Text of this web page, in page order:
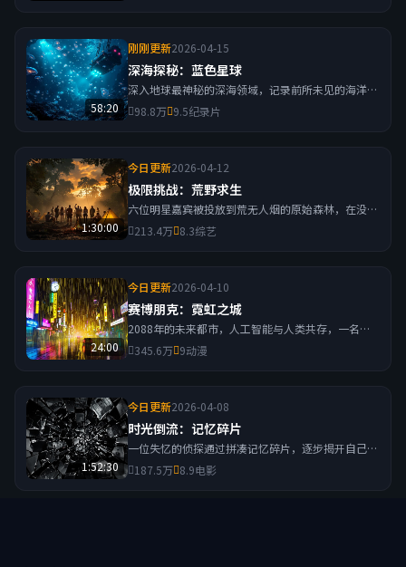
58:20
刚刚更新2026-04-15
深海探秘：蓝色星球
深入地球最神秘的深海领域，记录前所未见的海洋生
物与壮观的海底景观，揭示海洋生态的奥秘。
98.8万 9.5纪录片
1:30:00
今日更新2026-04-12
极限挑战：荒野求生
六位明星嘉宾被投放到荒无人烟的原始森林，在没有
现代工具的情况下生存七天，挑战人类极限。
213.4万 8.3综艺
24:00
今日更新2026-04-10
赛博朋克：霓虹之城
2088年的未来都市，人工智能与人类共存，一名黑
客意外发现控制整个城市的核心代码，引发连锁反
应。
345.6万 9动漫
1:52:30
今日更新2026-04-08
时光倒流：记忆碎片
一位失忆的侦探通过拼凑记忆碎片，逐步揭开自己过
去与一桩悬案的真相，时间线在过去与现在之间交
错。
187.5万 8.9电影